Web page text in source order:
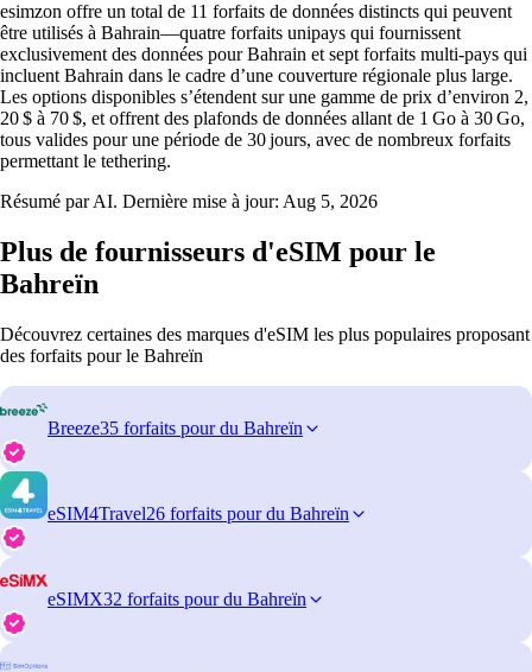
esimzon offre un total de 11 forfaits de données distincts qui peuvent
être utilisés à Bahrain—quatre forfaits unipays qui fournissent
exclusivement des données pour Bahrain et sept forfaits multi‑pays qui
incluent Bahrain dans le cadre d’une couverture régionale plus large.
Les options disponibles s’étendent sur une gamme de prix d’environ 2,
20 $ à 70 $, et offrent des plafonds de données allant de 1 Go à 30 Go,
tous valides pour une période de 30 jours, avec de nombreux forfaits
permettant le tethering.
Résumé par AI. Dernière mise à jour: Aug 5, 2026
Plus de fournisseurs d'eSIM pour le
Bahreïn
Découvrez certaines des marques d'eSIM les plus populaires proposant
des forfaits pour le Bahreïn
Breeze35 forfaits pour du Bahreïn
eSIM4Travel26 forfaits pour du Bahreïn
eSIMX32 forfaits pour du Bahreïn